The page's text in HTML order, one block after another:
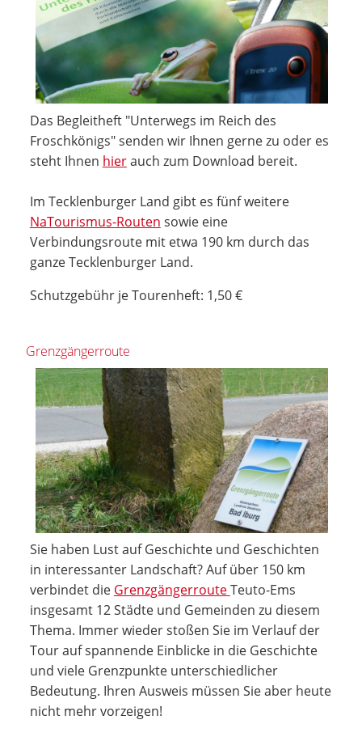
Das Begleitheft "Unterwegs im Reich des
Froschkönigs" senden wir Ihnen gerne zu oder es
steht Ihnen hierauch zum Download bereit.
Im Tecklenburger Land gibt es fünf weitere
NaTourismus-Routen sowie eine
Verbindungsroute mit etwa 190 km durch das
ganze Tecklenburger Land.
Schutzgebühr je Tourenheft: 1,50 €
Grenzgängerroute
Sie haben Lust auf Geschichte und Geschichten
in interessanter Landschaft? Auf über 150 km
verbindet die GrenzgängerrouteTeuto-Ems
insgesamt 12 Städte und Gemeinden zu diesem
Thema. Immer wieder stoßen Sie im Verlauf der
Tour auf spannende Einblicke in die Geschichte
und viele Grenzpunkte unterschiedlicher
Bedeutung. Ihren Ausweis müssen Sie aber heute
nicht mehr vorzeigen!